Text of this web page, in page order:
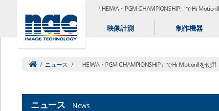
「HEIWA・PGM CHAMPIONSHIP」でHi-
映像計測 制作機器
/ ニュース / 「HEIWA・PGM CHAMPIONSHIP」でHi-MotionIIを使用
ニュース News